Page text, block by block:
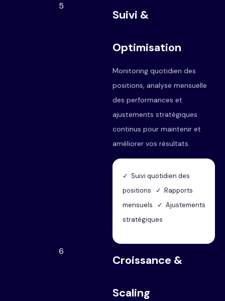
5
Suivi &
Optimisation
Monitoring quotidien des
positions, analyse mensuelle
des performances et
ajustements stratégiques
continus pour maintenir et
améliorer vos résultats.
✓ Suivi quotidien des
positions ✓ Rapports
mensuels ✓ Ajustements
stratégiques
6
Croissance &
Scaling